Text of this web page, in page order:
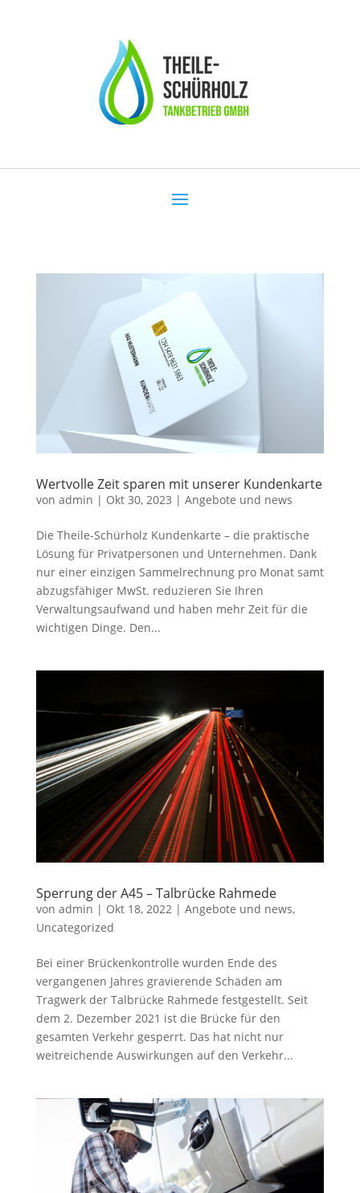
Wertvolle Zeit sparen mit unserer Kundenkarte
von admin | Okt 30, 2023 | Angebote und news
Die Theile-Schürholz Kundenkarte – die praktische
Lösung für Privatpersonen und Unternehmen. Dank
nur einer einzigen Sammelrechnung pro Monat samt
abzugsfähiger MwSt. reduzieren Sie Ihren
Verwaltungsaufwand und haben mehr Zeit für die
wichtigen Dinge. Den...
Sperrung der A45 – Talbrücke Rahmede
von admin | Okt 18, 2022 | Angebote und news,
Uncategorized
Bei einer Brückenkontrolle wurden Ende des
vergangenen Jahres gravierende Schäden am
Tragwerk der Talbrücke Rahmede festgestellt. Seit
dem 2. Dezember 2021 ist die Brücke für den
gesamten Verkehr gesperrt. Das hat nicht nur
weitreichende Auswirkungen auf den Verkehr...